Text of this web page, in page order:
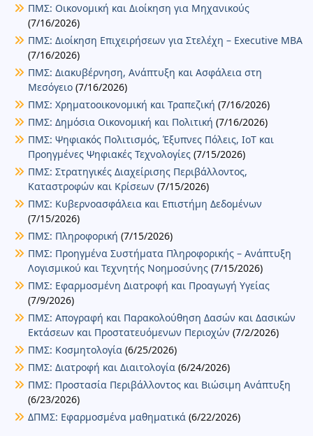
ΠΜΣ: Οικονομική και Διοίκηση για Μηχανικούς
(7/16/2026)
ΠΜΣ: Διοίκηση Επιχειρήσεων για Στελέχη – Executive MBA
(7/16/2026)
ΠΜΣ: Διακυβέρνηση, Ανάπτυξη και Ασφάλεια στη
Μεσόγειο (7/16/2026)
ΠΜΣ: Χρηματοοικονομική και Τραπεζική (7/16/2026)
ΠΜΣ: Δημόσια Οικονομική και Πολιτική (7/16/2026)
ΠΜΣ: Ψηφιακός Πολιτισμός, Έξυπνες Πόλεις, IoT και
Προηγμένες Ψηφιακές Τεχνολογίες (7/15/2026)
ΠΜΣ: Στρατηγικές Διαχείρισης Περιβάλλοντος,
Καταστροφών και Κρίσεων (7/15/2026)
ΠΜΣ: Κυβερνοασφάλεια και Επιστήμη Δεδομένων
(7/15/2026)
ΠΜΣ: Πληροφορική (7/15/2026)
ΠΜΣ: Προηγμένα Συστήματα Πληροφορικής – Ανάπτυξη
Λογισμικού και Τεχνητής Νοημοσύνης (7/15/2026)
ΠΜΣ: Εφαρμοσμένη Διατροφή και Προαγωγή Υγείας
(7/9/2026)
ΠΜΣ: Απογραφή και Παρακολούθηση Δασών και Δασικών
Εκτάσεων και Προστατευόμενων Περιοχών (7/2/2026)
ΠΜΣ: Κοσμητολογία (6/25/2026)
ΠΜΣ: Διατροφή και Διαιτολογία (6/24/2026)
ΠΜΣ: Προστασία Περιβάλλοντος και Βιώσιμη Ανάπτυξη
(6/23/2026)
ΔΠΜΣ: Εφαρμοσμένα μαθηματικά (6/22/2026)